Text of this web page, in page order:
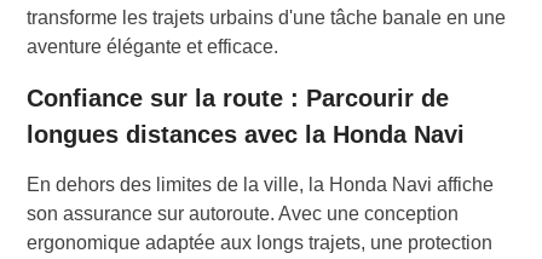
transforme les trajets urbains d'une tâche banale en une
aventure élégante et efficace.
Confiance sur la route : Parcourir de
longues distances avec la Honda Navi
En dehors des limites de la ville, la Honda Navi affiche
son assurance sur autoroute. Avec une conception
ergonomique adaptée aux longs trajets, une protection